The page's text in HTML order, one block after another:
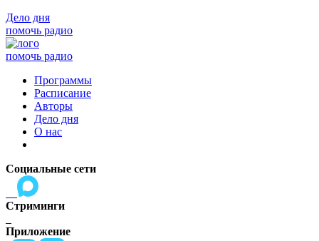
Дело дня
помочь радио
помочь радио
Программы
Расписание
Авторы
Дело дня
О нас
Социальные сети
Стриминги
Приложение